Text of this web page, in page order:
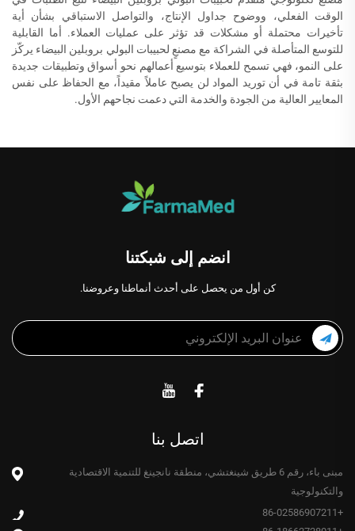
الوقت الفعلي، ووضوح جداول الإنتاج، والتواصل الاستباقي بشأن أية
تأخيرات محتملة أو مشكلات قد تؤثر على عمليات العملاء. أما القابلية
للتوسع المتأصلة في الشراكة مع مصنعٍ لحبيبات البولي بروبلين البيضاء يركّز
على النمو، فهي تسمح للعملاء بتوسيع أعمالهم نحو أسواق وتطبيقات جديدة
بثقة تامة في أن توريد المواد لن يصبح عاملاً مقيداً، مع الحفاظ على نفس
المعايير العالية من الجودة والخدمة التي دعمت نجاحهم الأول.
انضم إلى شبكتنا
كن أول من يحصل على أحدث أنماطنا وعروضنا.
اتصل بنا
مبنى باء، رقم 6 طريق شينغتشي، منطقة نانجينغ للتنمية الاقتصادية
والتكنولوجية
+86-02586907211